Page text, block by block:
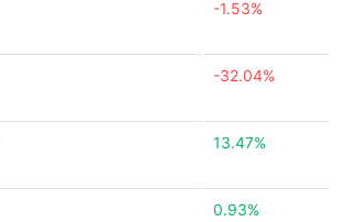
-1.53%
-32.04%
13.47%
0.93%